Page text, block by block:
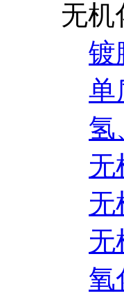
无机
镀
单
氢
无
无
无
氧